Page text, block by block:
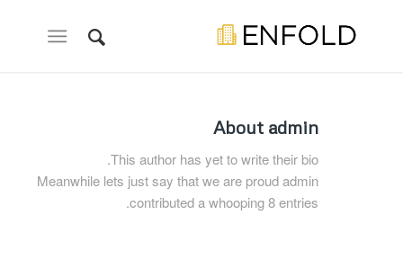
About admin
This author has yet to write their bio.
Meanwhile lets just say that we are proudadmin
contributed a whooping 8 entries.